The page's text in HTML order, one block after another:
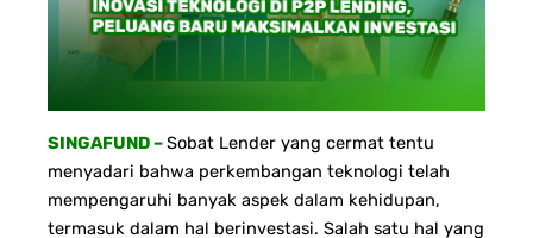
SINGAFUND –Sobat Lender yang cermat tentu
menyadari bahwa perkembangan teknologi telah
mempengaruhi banyak aspek dalam kehidupan,
termasuk dalam hal berinvestasi. Salah satu hal yang